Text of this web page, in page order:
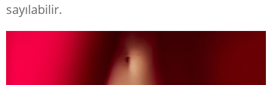
sayılabilir.